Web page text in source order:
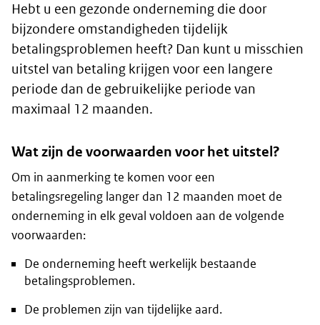
Hebt u een gezonde onderneming die door
bijzondere omstandigheden tijdelijk
betalingsproblemen heeft? Dan kunt u misschien
uitstel van betaling krijgen voor een langere
periode dan de gebruikelijke periode van
maximaal 12 maanden.
Wat zijn de voorwaarden voor het uitstel?
Om in aanmerking te komen voor een
betalingsregeling langer dan 12 maanden moet de
onderneming in elk geval voldoen aan de volgende
voorwaarden:
De onderneming heeft werkelijk bestaande
betalingsproblemen.
De problemen zijn van tijdelijke aard.